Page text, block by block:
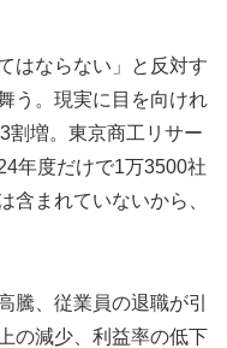
はならない」と反対す
う。現実に目を向けれ
割増。東京商工リサー
年度だけで1万3500社
含まれていないから、
騰、従業員の退職が引
の減少、利益率の低下